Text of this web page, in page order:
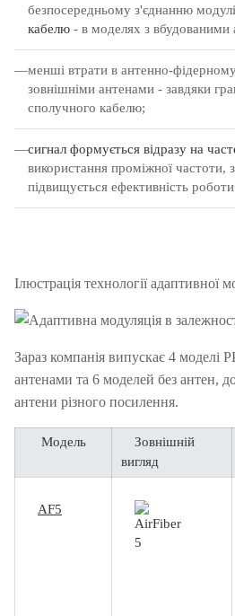
безпосередньому з'єднанню
кабелю - в моделях з вбудованими
менші втрати в антенно-
зовнішніми антенами - завдяки
сполучного кабелю;
сигнал формується відразу на
використання проміжної частоти,
підвищується ефективність
Ілюстрація технології адаптивної
Зараз компанія випускає 4 моделі
антенами та 6 моделей без антен,
антени різного посилення.
Модель
Зовнішній
вигляд
AF5